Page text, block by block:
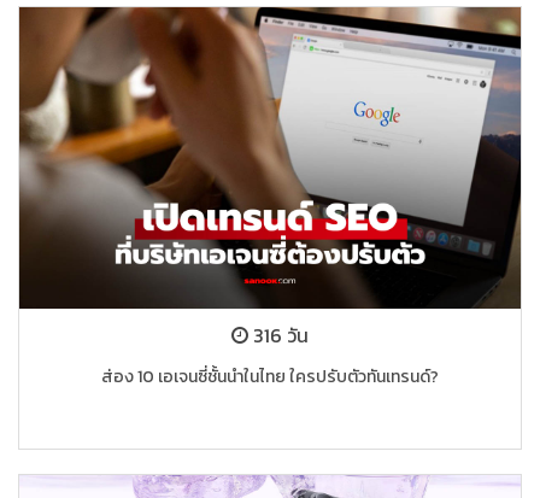
316 วัน
ส่อง 10 เอเจนซี่ชั้นนำในไทย ใครปรับตัวทันเทรนด์?